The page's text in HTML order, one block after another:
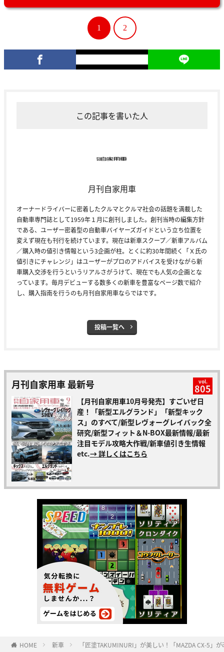
1 2
この記事を書いた人
月刊自家用車
オーナードライバーに密着したクルマとクルマ社会の話題を満載した
自動車専門誌として1959年１月に創刊しました。創刊当時の編集方針
である、ユーザー密着型の自動車バイヤーズガイドという立ち位置を
変えず現在も刊行を続けています。現在は新車スクープ／新車アルバム
／購入時の値引き情報という3企画が柱。とくに約30年間続く「Ｘ氏の
値引きにチャレンジ」はユーザーがプロのアドバイスを受けながら新
車購入交渉を行うというリアルさがうけて、現在でも人気の企画とな
っています。毎月デビューする数多くの新車を豊富なページ数で紹介
し、購入指南を行うのも月刊自家用車ならではです。
投稿一覧へ
月刊自家用車 最新号 vol.
805
【月刊自家用車10月号発売】すごいぜ日
産！「新型エルグランド」「新型キック
ス」のすべて/新型レヴォーグレイバック全
研究/新型フィット＆N-BOX最新情報/最新
注目モデル攻略大作戦/新車値引き生情報
etc.→ 詳しくはこちら
HOME 新車 「匠塗TAKUMINURI」が美しい！「MAZDA CX-5」